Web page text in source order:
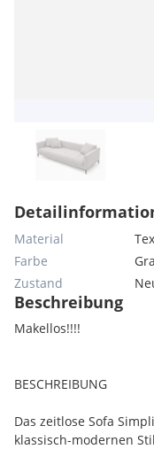
Material
Farbe
Zustand
Beschreibung
Makellos!!!!
BESCHREIBUNG
Das zeitlose Sofa
klassisch-modernen